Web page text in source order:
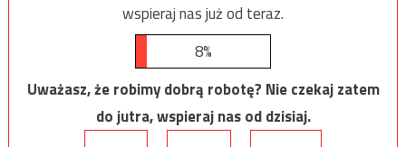
wspieraj nas już od teraz.
8%
Uważasz, że robimy dobrą robotę? Nie czekaj zatem
do jutra, wspieraj nas od dzisiaj.